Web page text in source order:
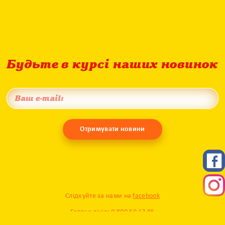
Будьте в курсі наших новинок
Отримувати новини
Гаряча лінія: 0 800 50 17 85
Слідкуйте за нами наfacebook